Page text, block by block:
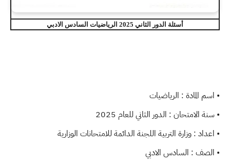
أسئلة الدور الثاني 2025 الرياضيات السادس الادبي
• اسم المادة : الرياضيات
• سنة الامتحان : الدور الثاني للعام 2025
• اعداد : وزارة التربية اللجنة الدائمة للامتحانات الوزارية
• الصف : السادس الادبي